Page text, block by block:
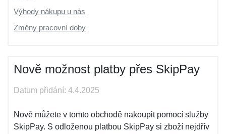
Výhody nákupu u nás
Změny pracovní doby
Nově možnost platby přes SkipPay
Datum přidání: 4.4.2025
Nově můžete v tomto obchodě nakoupit pomocí služby
SkipPay. S odloženou platbou SkipPay si zboží nejdřív